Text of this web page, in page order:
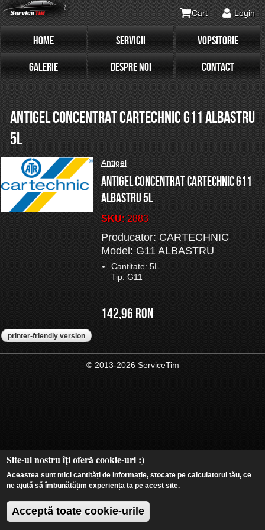
Cart Login
HOME SERVICII
VOPSITORIE
GALERIE
DESPRE NOI CONTACT
ANTIGEL CONCENTRAT CARTECHNIC G11 ALBASTRU
5L
Antigel
Antigel concentrat CARTECHNIC G11
ALBASTRU 5L
SKU:2883
Producator: CARTECHNIC
Model: G11 ALBASTRU
Cantitate: 5L
Tip: G11
142,96 RON
printer-friendly version
© 2013-2026 ServiceTim
Site-ul nostru îți oferă cookie-uri :)
Aceastea sunt mici cantități de informație, stocate pe calculatorul tău, ce
ne ajută să îmbunătățim experiența ta pe acest site.
Acceptă toate cookie-urile